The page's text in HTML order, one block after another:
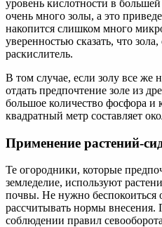
уровень кислотности в
очень много золы, а это
накопится слишком много
уверенностью сказать, что
раскислитель.
В том случае, если золу все же
отдать предпочтение золе из
большое количество фосфора и
квадратный метр составляет
Применение растений-
Те огородники, которые
земледелие, используют
почвы. Не нужно беспокоиться
рассчитывать нормы внесения.
соблюдении правил